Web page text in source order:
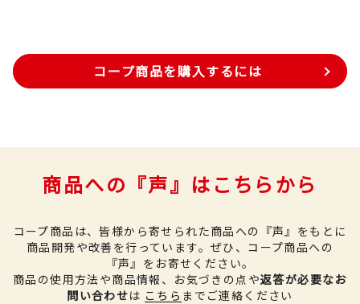
コープ商品を購入するには
商品への『声』はこちらから
コープ商品は、皆様から寄せられた商品への『声』をもとに
商品開発や改善を行っています。 ぜひ、コープ商品への
『声』をお寄せください。
商品の使用方法や商品情報、お気づきの点や返答が必要なお
問い合わせは こちら までご連絡ください